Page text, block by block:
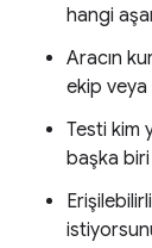
hangi
Aracın
ekip veya
Testi kim
başka biri